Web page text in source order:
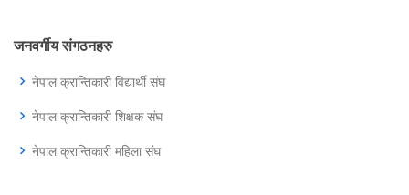
जनवर्गीय संगठनहरु
नेपाल क्रान्तिकारी विद्यार्थी संघ
नेपाल क्रान्तिकारी शिक्षक संघ
नेपाल क्रान्तिकारी महिला संघ